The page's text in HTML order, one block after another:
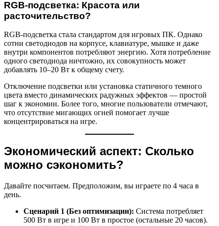
RGB-подсветка: Красота или
расточительство?
RGB-подсветка стала стандартом для игровых ПК. Однако
сотни светодиодов на корпусе, клавиатуре, мышке и даже
внутри компонентов потребляют энергию. Хотя потребление
одного светодиода ничтожно, их совокупность может
добавлять 10–20 Вт к общему счету.
Отключение подсветки или установка статичного темного
цвета вместо динамических радужных эффектов — простой
шаг к экономии. Более того, многие пользователи отмечают,
что отсутствие мигающих огней помогает лучше
концентрироваться на игре.
Экономический аспект: Сколько
можно сэкономить?
Давайте посчитаем. Предположим, вы играете по 4 часа в
день.
Сценарий 1 (Без оптимизации): Система потребляет
500 Вт в игре и 100 Вт в простое (остальные 20 часов).